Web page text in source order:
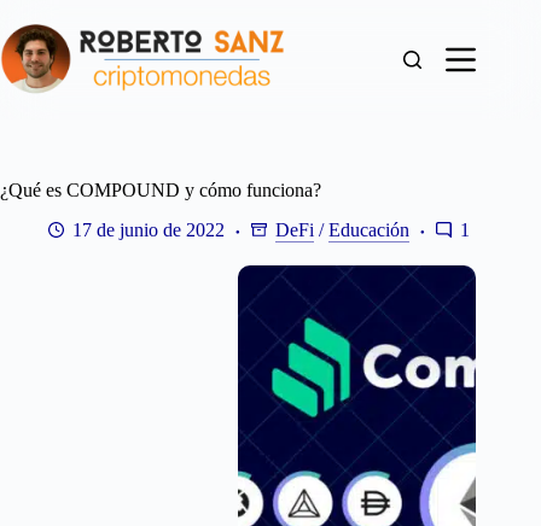
al
contenido
¿Qué es COMPOUND y cómo funciona?
17 de junio de 2022
DeFi /Educación 1